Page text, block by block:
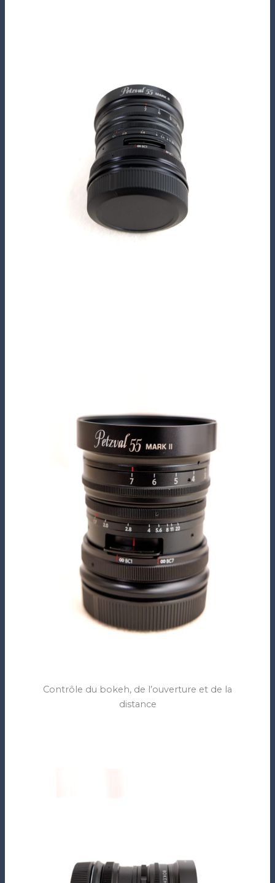
Contrôle du bokeh, de l’ouverture et de la
distance